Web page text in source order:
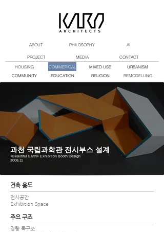
ABOUT
PROJECT MEDIA CONTACT
PHILOSOPHY AI
HOUSING
COMMUNITY
COMMERICAL
EDUCATION
MIXED USE
RELIGION
URBANISM
REMODELLING
​과천 국립과학관 전시부스 설계
<Beautiful Earth> Exhibition Booth Design
2008.11
건축 용도
전시공간
Exhibition Space
주요 구조
경량 목구조